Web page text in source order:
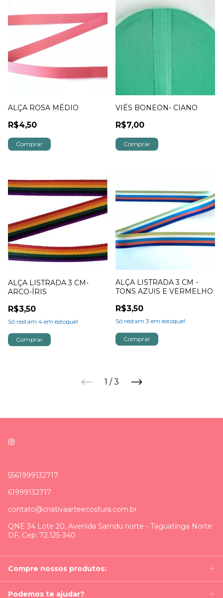
ALÇA ROSA MÉDIO
R$4,50
Comprar
VIÉS BONEON- CIANO
R$7,00
Comprar
ALÇA LISTRADA 3 CM-
ARCO-ÍRIS
R$3,50
Só restam 4 em estoque!
ALÇA LISTRADA 3 CM -
TONS AZUIS E VERMELHO
R$3,50
Só restam 3 em estoque!
1 / 3
5561999132717
61999132717
contato@criativaarteecostura.com.br
QNE 34 Lote 20, Avenida Samdu norte - Taguatinga Norte
DF, Cep: 72.125-340
Compre nossos produtos:
Podemos te ajudar?